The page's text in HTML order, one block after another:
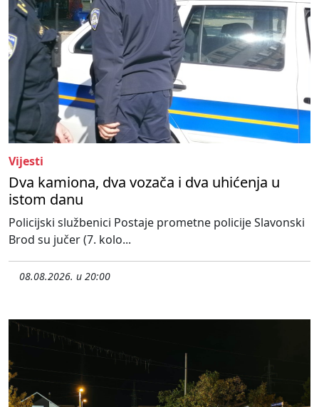
Vijesti
Dva kamiona, dva vozača i dva uhićenja u
istom danu
Policijski službenici Postaje prometne policije Slavonski
Brod su jučer (7. kolo...
08.08.2026. u 20:00